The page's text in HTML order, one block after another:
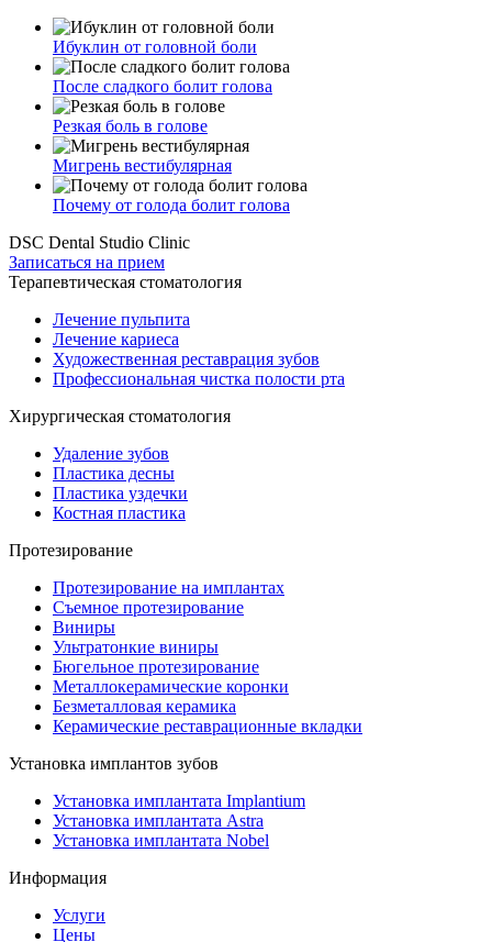
Ибуклин от головной боли
После сладкого болит голова
Резкая боль в голове
Мигрень вестибулярная
Почему от голода болит голова
DSC Dental Studio Clinic
Записаться на прием
Терапевтическая стоматология
Лечение пульпита
Лечение кариеса
Художественная реставрация зубов
Профессиональная чистка полости рта
Хирургическая стоматология
Удаление зубов
Пластика десны
Пластика уздечки
Костная пластика
Протезирование
Протезирование на имплантах
Съемное протезирование
Виниры
Ультратонкие виниры
Бюгельное протезирование
Металлокерамические коронки
Безметалловая керамика
Керамические реставрационные вкладки
Установка имплантов зубов
Установка имплантата Implantium
Установка имплантата Astra
Установка имплантата Nobel
Информация
Услуги
Цены